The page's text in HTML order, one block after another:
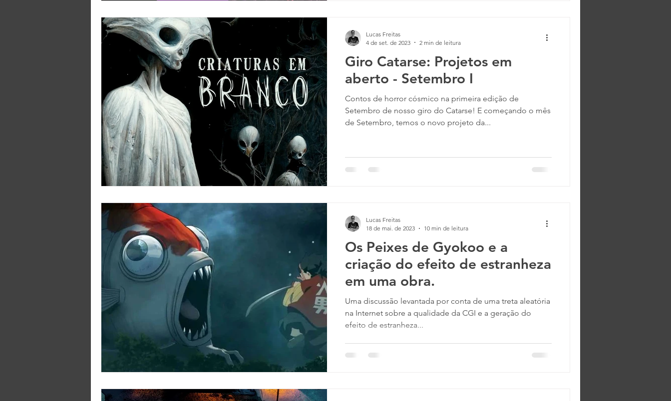
Giro Catarse: Projetos em
aberto - Setembro I
Contos de horror cósmico na primeira edição de
Setembro de nosso giro do Catarse! E começando o mês
de Setembro, temos o novo projeto da...
Lucas Freitas
4 de set. de 2023
2 min de leitura
Os Peixes de Gyokoo e a
criação do efeito de estranheza
em uma obra.
Uma discussão levantada por conta de uma treta aleatória
na Internet sobre a qualidade da CGI e a geração do
efeito de estranheza...
Lucas Freitas
18 de mai. de 2023
10 min de leitura